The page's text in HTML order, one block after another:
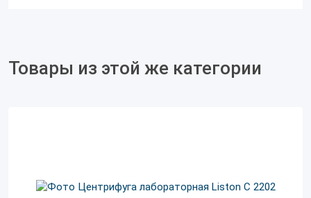
Товары из этой же категории